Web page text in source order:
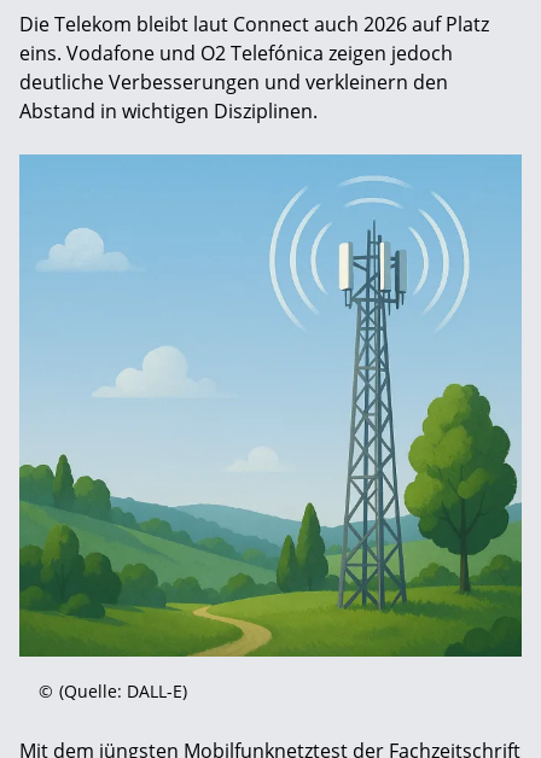
Die Telekom bleibt laut Connect auch 2026 auf Platz
eins. Vodafone und O2 Telefónica zeigen jedoch
deutliche Verbesserungen und verkleinern den
Abstand in wichtigen Disziplinen.
© (Quelle: DALL-E)
Mit dem jüngsten Mobilfunknetztest der Fachzeitschrift